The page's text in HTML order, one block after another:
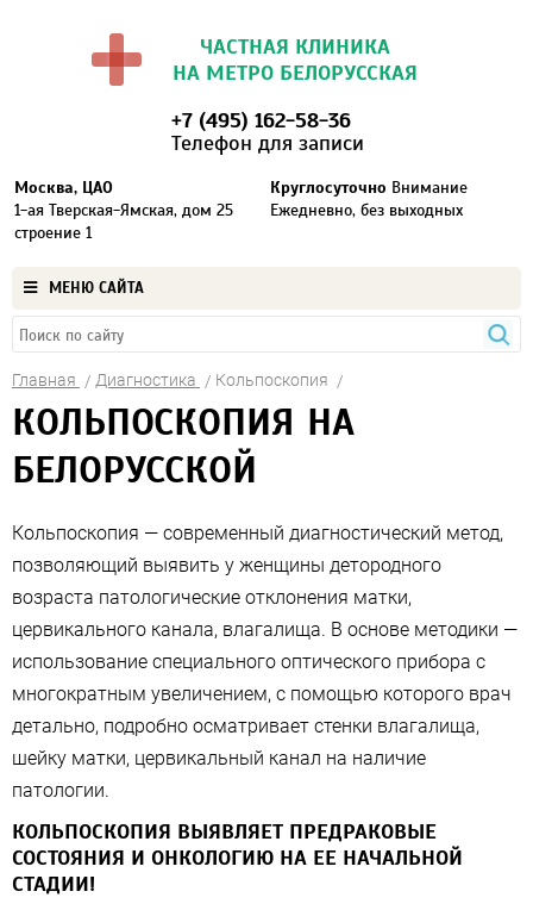
ЧАСТНАЯ КЛИНИКА
НА МЕТРО БЕЛОРУССКАЯ
Москва, ЦАО
1-ая Тверская-Ямская, дом 25
строение 1
+7 (495) 162-58-36
Телефон для записи
Круглосуточно Внимание
Ежедневно, без выходных
МЕНЮ САЙТА
Главная Диагностика Кольпоскопия
КОЛЬПОСКОПИЯ НА
БЕЛОРУССКОЙ
Кольпоскопия — современный диагностический метод,
позволяющий выявить у женщины детородного
возраста патологические отклонения матки,
цервикального канала, влагалища. В основе методики —
использование специального оптического прибора с
многократным увеличением, с помощью которого врач
детально, подробно осматривает стенки влагалища,
шейку матки, цервикальный канал на наличие
патологии.
КОЛЬПОСКОПИЯ ВЫЯВЛЯЕТ ПРЕДРАКОВЫЕ
СОСТОЯНИЯ И ОНКОЛОГИЮ НА ЕЕ НАЧАЛЬНОЙ
СТАДИИ!